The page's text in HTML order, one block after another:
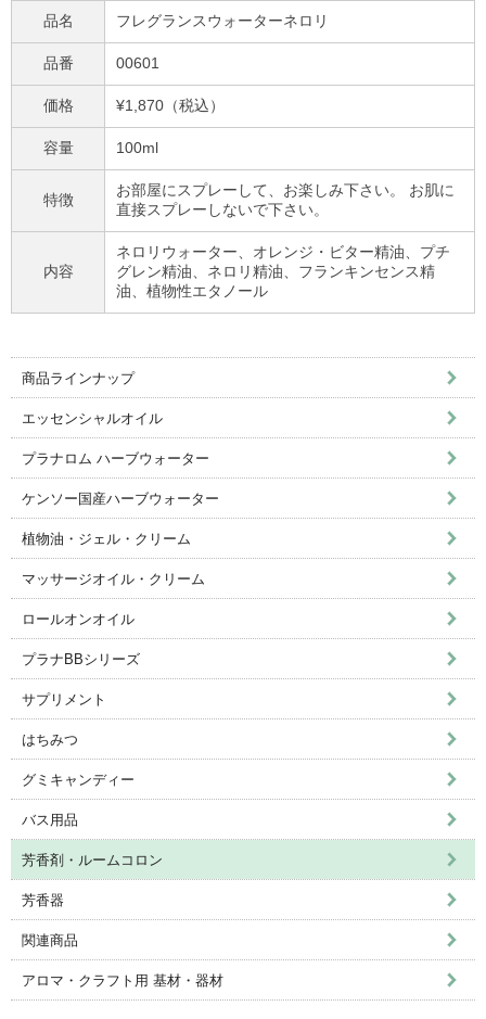
品名 フレグランスウォーターネロリ
品番 00601
価格 ¥1,870（税込）
容量 100ml
特徴
お部屋にスプレーして、お楽しみ下さい。 お肌に
直接スプレーしないで下さい。
内容
ネロリウォーター、オレンジ・ビター精油、プチ
グレン精油、ネロリ精油、フランキンセンス精
油、植物性エタノール
商品ラインナップ
エッセンシャルオイル
プラナロム ハーブウォーター
ケンソー国産ハーブウォーター
植物油・ジェル・クリーム
マッサージオイル・クリーム
ロールオンオイル
プラナBBシリーズ
サプリメント
はちみつ
グミキャンディー
バス用品
芳香剤・ルームコロン
芳香器
関連商品
アロマ・クラフト用 基材・器材